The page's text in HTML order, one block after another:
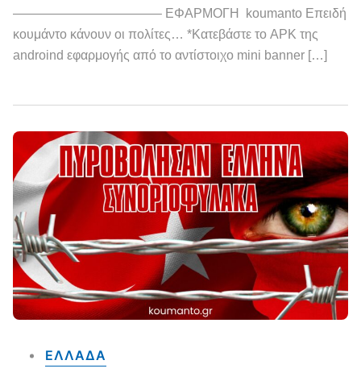
———————————– ΕΦΑΡΜΟΓΗ koumanto Επειδή
κουμάντο κάνουν οι πολίτες… *Κατεβάστε το APK της
androind εφαρμογής από το αντίστοιχο mini banner […]
ΕΛΛΑΔΑ